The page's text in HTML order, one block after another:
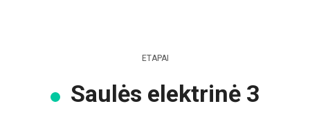
ETAPAI
Saulės elektrinė 3